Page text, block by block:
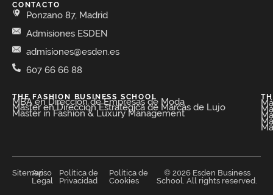
CONTACTO
Ponzano 87, Madrid
Admisiones ESDEN
admisiones@esden.es
607 66 66 88
THE FASHION BUSINESS SCHOOL​
MBA en Dirección de Empresas de Moda​
Máster en Dirección Estratégica de Marcas de Lujo
Master in Fashion & Luxury Management
© 2026 Esden Business
School. All rights reserved.
Sitemap
Aviso
Legal
Política de
Privacidad
Política de
Cookies